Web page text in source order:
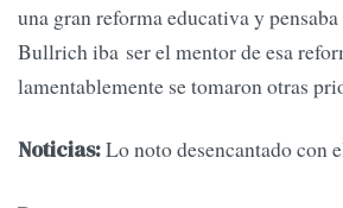
una gran reforma educativa y
Bullrich iba ser el mentor de esa
lamentablemente se tomaron otras
Noticias:Lo noto desencantado con